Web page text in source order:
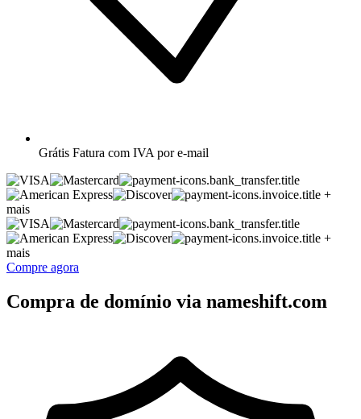
Grátis Fatura com IVA por e-mail
+
mais
+
mais
Compre agora
Compra de domínio via nameshift.com